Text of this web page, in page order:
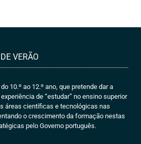
VERÃO
10.º ao 12.º ano, que pretende dar a
de “estudar” no ensino superior
áreas científicas e tecnológicas nas
o crescimento da formação nestas
pelo Governo português.